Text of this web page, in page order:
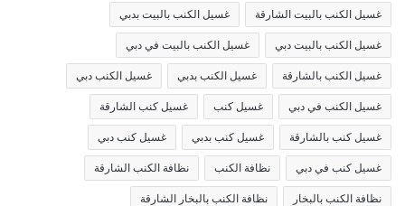
غسيل الكنب بالبيت الشارقة غسيل الكنب بالبيت بدبي
غسيل الكنب بالبيت دبي غسيل الكنب بالبيت في دبي
غسيل الكنب بالشارقة غسيل الكنب بدبي غسيل الكنب دبي
غسيل الكنب في دبي غسيل كنب غسيل كنب الشارقة
غسيل كنب بالشارقة غسيل كنب بدبي غسيل كنب دبي
غسيل كنب في دبي نظافة الكنب نظافة الكنب الشارقة
نظافة الكنب بالبخار نظافة الكنب بالبخار الشارقة